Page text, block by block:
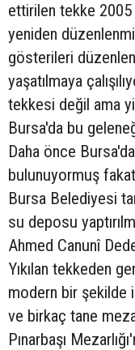
ettirilen tekke 2005
yeniden
gösterileri
yaşatılmaya
tekkesi değil ama
Bursa'da bu
Daha önce
bulunuyormuş
Bursa Belediyesi
su deposu
Ahmed Canunî
Yıkılan tekkeden
modern bir şekilde
ve birkaç tane
Pınarbaşı